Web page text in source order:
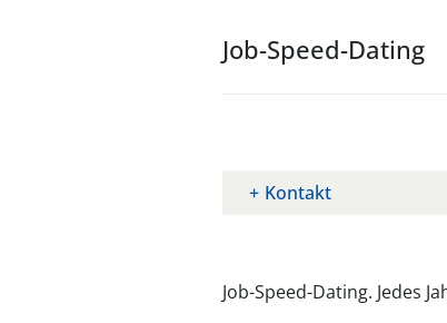
Job-Speed-Dating
Kontakt
Job-Speed-Dating. Jedes